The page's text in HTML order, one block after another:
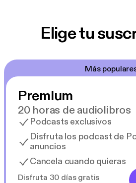
Elige tu
Más
Premium
20 horas de audiolibros
Podcasts exclusivos
Disfruta los podcast de
anuncios
Cancela cuando quieras
Disfruta 30 días gratis